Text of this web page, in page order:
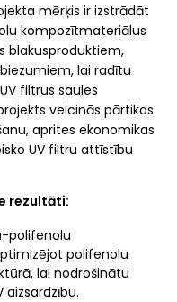
mērķis ir izstrādāt
kompozītmateriālus
blakusproduktiem,
lai radītu
filtrus saules
veicinās pārtikas
aprites ekonomikas
UV filtru attīstību
rezultāti:
polifenolu
polifenolu
lai nodrošinātu
aizsardzību.